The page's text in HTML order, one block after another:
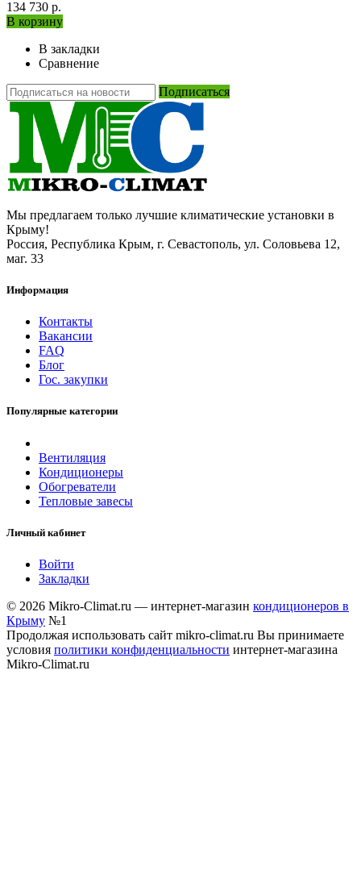
134 730 р.
В корзину
В закладки
Сравнение
Подписаться
Мы предлагаем только лучшие климатические установки в
Крыму!
Россия, Республика Крым, г. Севастополь, ул. Соловьева 12,
маг. 33
Информация
Контакты
Вакансии
FAQ
Блог
Гос. закупки
Популярные категории
Вентиляция
Кондиционеры
Обогреватели
Тепловые завесы
Личный кабинет
Войти
Закладки
© 2026 Mikro-Climat.ru — интернет-магазин кондиционеров в
Крыму №1
Продолжая использовать сайт mikro-climat.ru Вы принимаете
условия политики конфиденциальности интернет-магазина
Mikro-Climat.ru